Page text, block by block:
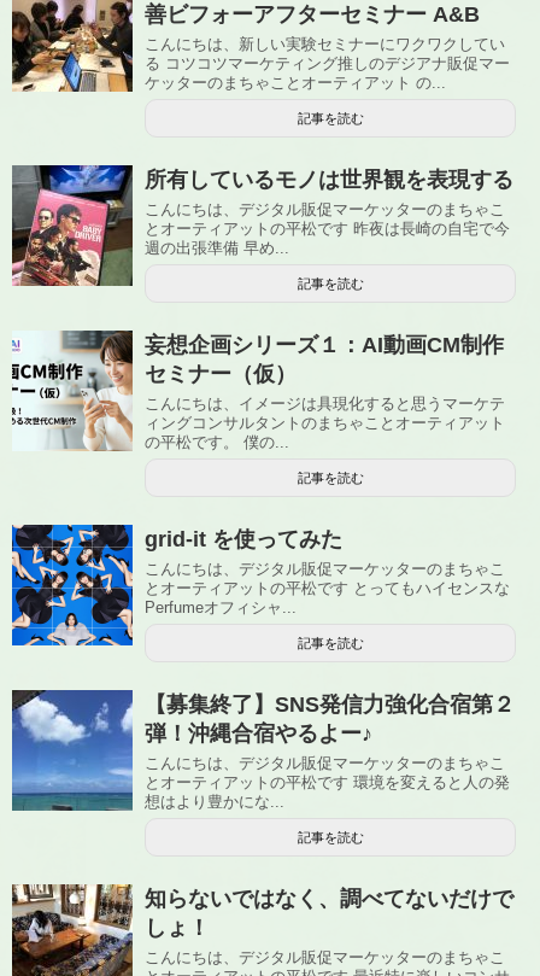
善ビフォーアフターセミナー A&B
こんにちは、新しい実験セミナーにワクワクしてい
る コツコツマーケティング推しのデジアナ販促マー
ケッターのまちゃことオーティアット の...
記事を読む
所有しているモノは世界観を表現する
こんにちは、デジタル販促マーケッターのまちゃこ
とオーティアットの平松です 昨夜は長崎の自宅で今
週の出張準備 早め...
記事を読む
妄想企画シリーズ１：AI動画CM制作
セミナー（仮）
こんにちは、イメージは具現化すると思うマーケテ
ィングコンサルタントのまちゃことオーティアット
の平松です。 僕の...
記事を読む
grid-it を使ってみた
こんにちは、デジタル販促マーケッターのまちゃこ
とオーティアットの平松です とってもハイセンスな
Perfumeオフィシャ...
記事を読む
【募集終了】SNS発信力強化合宿第２
弾！沖縄合宿やるよー♪
こんにちは、デジタル販促マーケッターのまちゃこ
とオーティアットの平松です 環境を変えると人の発
想はより豊かにな...
記事を読む
知らないではなく、調べてないだけで
しょ！
こんにちは、デジタル販促マーケッターのまちゃこ